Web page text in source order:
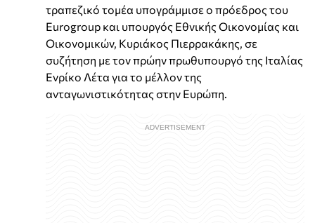
τραπεζικό τομέα υπογράμμισε ο πρόεδρος του
Eurogroup και υπουργός Εθνικής Οικονομίας και
Οικονομικών, Κυριάκος Πιερρακάκης, σε
συζήτηση με τον πρώην πρωθυπουργό της Ιταλίας
Ενρίκο Λέτα για το μέλλον της
ανταγωνιστικότητας στην Ευρώπη.